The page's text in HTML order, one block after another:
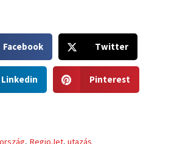
Facebook
h
Twitter
Linkedin
h
Pinterest
, RegioJet,utazás